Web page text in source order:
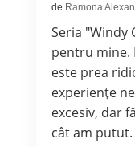
de Ramona
Seria "Windy
pentru mine.
este prea
experiențe
excesiv, dar
cât am putut.